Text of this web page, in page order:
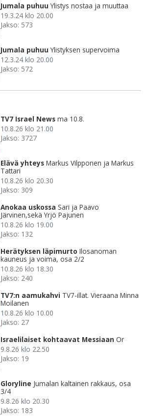
Jumala puhuu Ylistys nostaa ja muuttaa
19.3.24 klo 20.00
Jakso: 573
Jumala puhuu Ylistyksen supervoima
12.3.24 klo 20.00
Jakso: 572
TV7 Israel News ma 10.8.
10.8.26 klo 21.00
Jakso: 3727
Elävä yhteys Markus Vilpponen ja Markus
Tattari
10.8.26 klo 20.30
Jakso: 309
Anokaa uskossa Sari ja Paavo
Järvinen,sekä Yrjö Pajunen
10.8.26 klo 19.00
Jakso: 132
Herätyksen läpimurto Ilosanoman
kauneus ja voima, osa 2/2
10.8.26 klo 18.30
Jakso: 240
TV7:n aamukahvi TV7-illat. Vieraana Minna
Moilanen
10.8.26 klo 10.00
Jakso: 27
Israelilaiset kohtaavat Messiaan Or
9.8.26 klo 22.50
Jakso: 19
Gloryline Jumalan kaltainen rakkaus, osa
3/4
9.8.26 klo 20.30
Jakso: 183